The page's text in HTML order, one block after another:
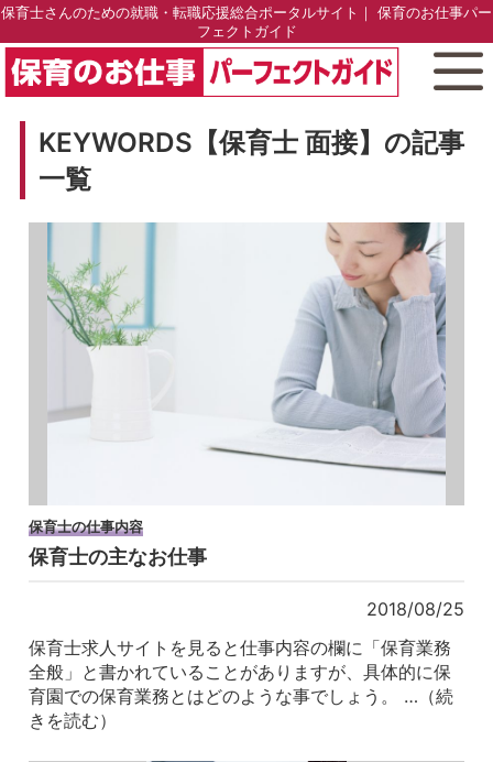
保育士さんのための就職・転職応援総合ポータルサイト｜ 保育のお仕事パー
フェクトガイド
KEYWORDS【保育士 面接】の記事
一覧
保育士の仕事内容
保育士の主なお仕事
2018/08/25
保育士求人サイトを見ると仕事内容の欄に「保育業務
全般」と書かれていることがありますが、具体的に保
育園での保育業務とはどのような事でしょう。 …（続
きを読む）